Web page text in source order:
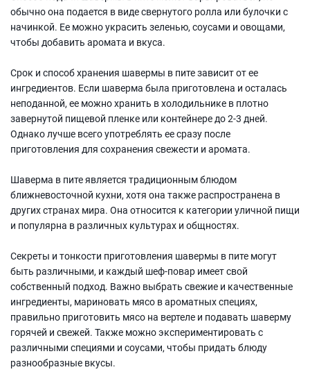
обычно она подается в виде свернутого ролла или булочки с
начинкой. Ее можно украсить зеленью, соусами и овощами,
чтобы добавить аромата и вкуса.
Срок и способ хранения шавермы в пите зависит от ее
ингредиентов. Если шаверма была приготовлена и осталась
неподанной, ее можно хранить в холодильнике в плотно
завернутой пищевой пленке или контейнере до 2-3 дней.
Однако лучше всего употреблять ее сразу после
приготовления для сохранения свежести и аромата.
Шаверма в пите является традиционным блюдом
ближневосточной кухни, хотя она также распространена в
других странах мира. Она относится к категории уличной пищи
и популярна в различных культурах и общностях.
Секреты и тонкости приготовления шавермы в пите могут
быть различными, и каждый шеф-повар имеет свой
собственный подход. Важно выбрать свежие и качественные
ингредиенты, мариновать мясо в ароматных специях,
правильно приготовить мясо на вертеле и подавать шаверму
горячей и свежей. Также можно экспериментировать с
различными специями и соусами, чтобы придать блюду
разнообразные вкусы.